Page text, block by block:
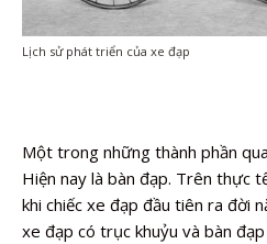
Lịch sử phát triển của xe đạp
Một trong những thành phần
Hiện nay là bàn đạp. Trên thực
khi chiếc xe đạp đầu tiên ra đời
xe đạp có trục khuỷu và bàn